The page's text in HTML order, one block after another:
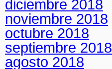
diciembre 2018
noviembre 2018
octubre 2018
septiembre 2018
agosto 2018